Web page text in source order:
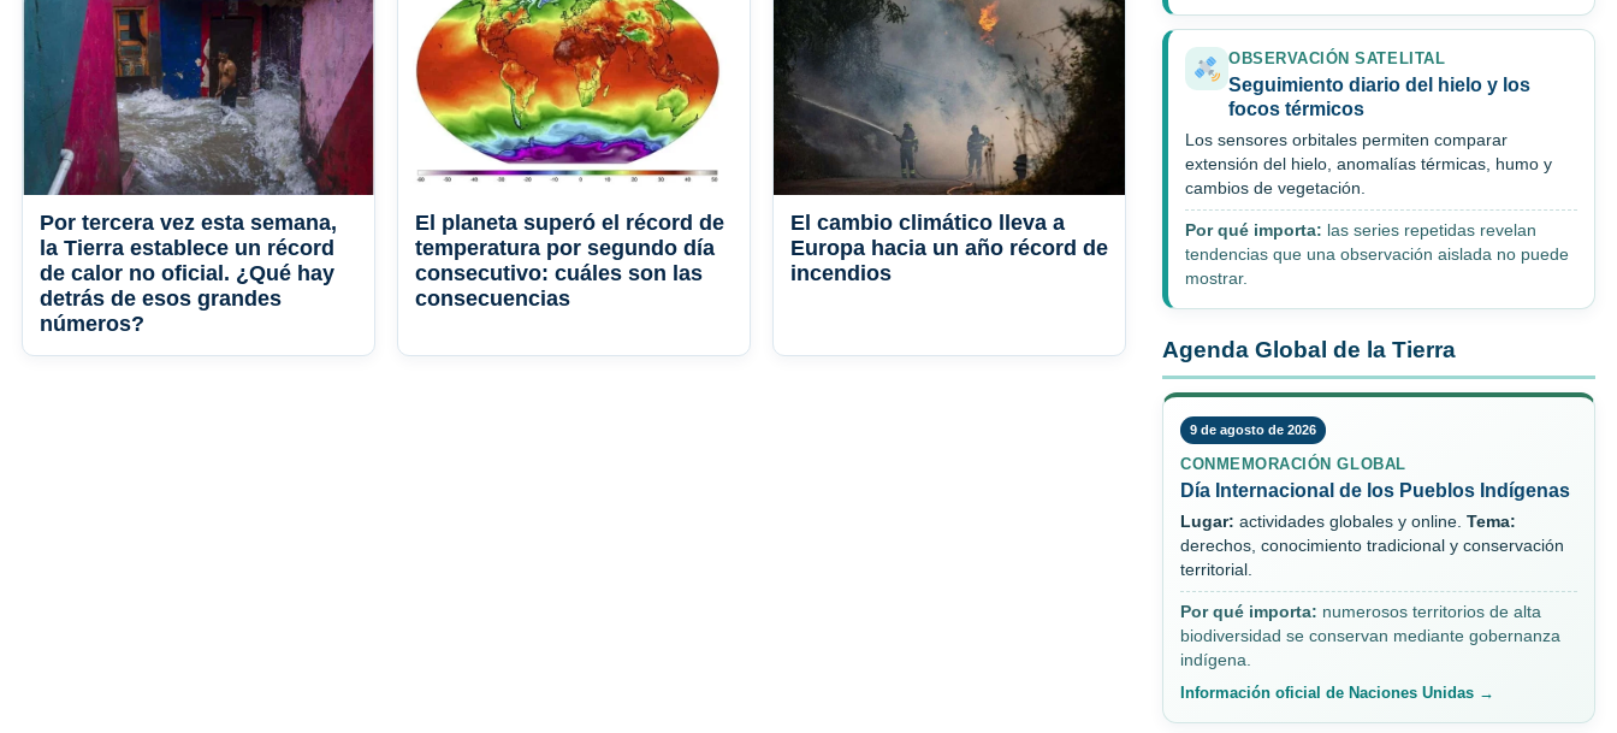
Por tercera vez esta semana,
la Tierra establece un récord
de calor no oficial. ¿Qué hay
detrás de esos grandes
números?
El planeta superó el récord de
temperatura por segundo día
consecutivo: cuáles son las
consecuencias
El cambio climático lleva a
Europa hacia un año récord de
incendios
OBSERVACIÓN SATELITAL
Seguimiento diario del hielo y los
focos térmicos
Los sensores orbitales permiten comparar
extensión del hielo, anomalías térmicas, humo y
cambios de vegetación.
Por qué importa: las series repetidas revelan
tendencias que una observación aislada no puede
mostrar.
Agenda Global de la Tierra
9 de agosto de 2026
CONMEMORACIÓN GLOBAL
Día Internacional de los Pueblos Indígenas
Lugar: actividades globales y online. Tema:
derechos, conocimiento tradicional y conservación
territorial.
Por qué importa: numerosos territorios de alta
biodiversidad se conservan mediante gobernanza
indígena.
Información oficial de Naciones Unidas →